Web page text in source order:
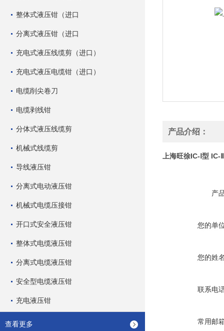
整体式液压钳（进口
分离式液压钳（进口
充电式液压线缆剪（进口）
充电式液压电缆钳（进口）
电缆削尖卷刀
电缆剥线钳
分体式液压线缆剪
机械式线缆剪
导线液压钳
分离式电动液压钳
机械式电缆压接钳
开口式安全液压钳
整体式电缆液压钳
分离式电缆液压钳
安全型电缆液压钳
充电液压钳
查看更多
产品介绍：
上海旺徐IC-Ⅰ型
产
您的单
您的姓
联系电
常用邮